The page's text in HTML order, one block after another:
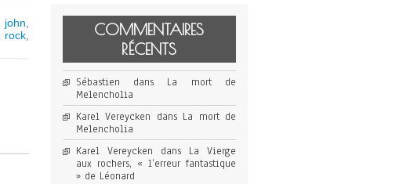
john
rock
COMMENTAIRES
RÉCENTS
Sébastien dans La mort de
Melencholia
Karel Vereycken dans La mort de
Melencholia
Karel Vereycken dans La Vierge
aux rochers, « l’erreur fantastique
» de Léonard